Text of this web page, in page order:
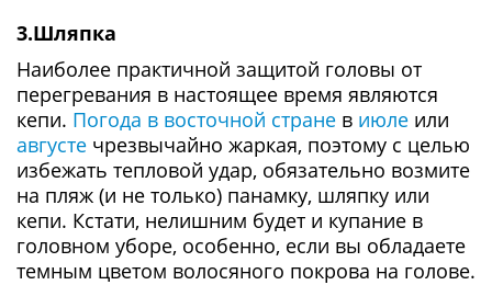
3.Шляпка
Наиболее практичной защитой головы от
перегревания в настоящее время являются
кепи. Погода в восточной стране в июле или
августе чрезвычайно жаркая, поэтому с целью
избежать тепловой удар, обязательно возмите
на пляж (и не только) панамку, шляпку или
кепи. Кстати, нелишним будет и купание в
головном уборе, особенно, если вы обладаете
темным цветом волосяного покрова на голове.